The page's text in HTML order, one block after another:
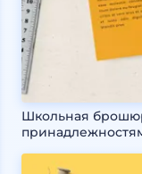
Школьная